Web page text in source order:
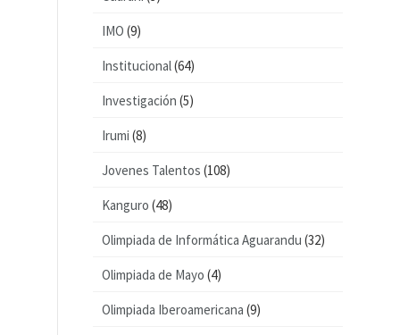
IMO (9)
Institucional(64)
Investigación (5)
Irumi (8)
Jovenes Talentos (108)
Kanguro (48)
Olimpiada de Informática Aguarandu (32)
Olimpiada de Mayo (4)
Olimpiada Iberoamericana (9)